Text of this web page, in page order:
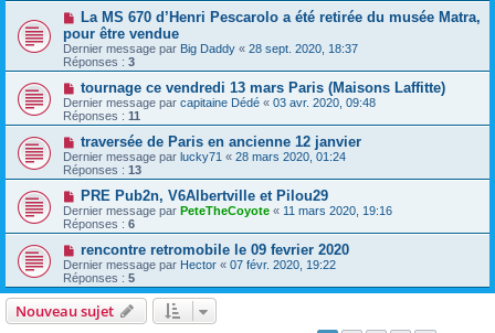
La MS 670 d’Henri Pescarolo a été retirée du musée Matra,
pour être vendue
Dernier message par Big Daddy « 28 sept. 2020, 18:37
Réponses : 3
tournage ce vendredi 13 mars Paris (Maisons Laffitte)
Dernier message par capitaine Dédé « 03 avr. 2020, 09:48
Réponses : 11
traversée de Paris en ancienne 12 janvier
Dernier message par lucky71 « 28 mars 2020, 01:24
Réponses : 13
PRE Pub2n, V6Albertville et Pilou29
Dernier message par PeteTheCoyote « 11 mars 2020, 19:16
Réponses : 6
rencontre retromobile le 09 fevrier 2020
Dernier message par Hector « 07 févr. 2020, 19:22
Réponses : 5
Nouveau sujet